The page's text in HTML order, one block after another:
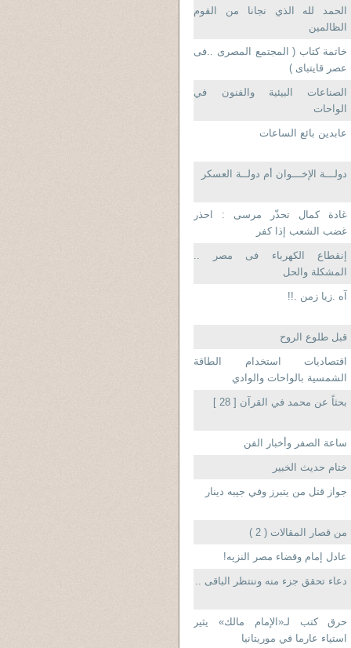
الحمد لله الذي نجانا من القوم
الظالمين
خاتمة كتاب ( المجتمع المصرى ..فى
عصر قايتباى )
الصناعات البيئية والفنون في
الواحات
عابدين بائع الساعات
دولـــة الإخـــوان أم دولــة العسكر
غادة كمال تحذّر مرسى : احذر
غضب الشعب إذا كفر
إنقطاع الكهرباء فى مصر ..
المشكلة والحل
آه .زيا زمن .!!
قبل طلوع الروح
اقتصاديات استخدام الطاقة
الشمسية بالواحات والوادي
بحثاً عن محمد في القرآن [ 28 ]
ساعة الصفر وأخبار الفن
ختام حديث الخبير
جواز قتل من يتبرز وفي جيبه دينار
من قصار المقالات ( 2 )
عادل إمام وقضاء مصر النزيه!
دعاء تحقق جزء منه وننتظر الباقى ..
حرق كتب لـ«الإمام مالك» يثير
استياء عارما في موريتانيا